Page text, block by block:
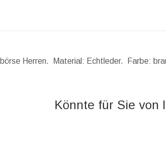
Herren. Material: Echtleder. Farbe:
Könnte für Sie von